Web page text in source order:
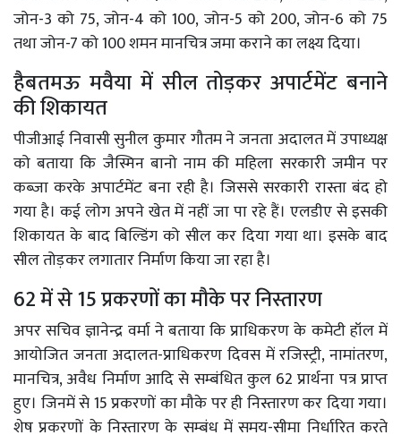
जोन-3 को 75, जोन-4 को 100, जोन-5 को 200, जोन-6 को 75
तथा जोन-7 को 100 शमन मानचित्र जमा कराने का लक्ष्य दिया।
हैबतमऊ मवैया में सील तोड़कर अपार्टमेंट बनाने
की शिकायत
पीजीआई निवासी सुनील कुमार गौतम ने जनता अदालत में उपाध्यक्ष
को बताया कि जैस्मिन बानो नाम की महिला सरकारी जमीन पर
कब्जा करके अपार्टमेंट बना रही है। जिससे सरकारी रास्ता बंद हो
गया है। कई लोग अपने खेत में नहीं जा पा रहे हैं। एलडीए से इसकी
शिकायत के बाद बिल्डिंग को सील कर दिया गया था। इसके बाद
सील तोड़कर लगातार निर्माण किया जा रहा है।
62 में से 15 प्रकरणों का मौके पर निस्तारण
अपर सचिव ज्ञानेन्द्र वर्मा ने बताया कि प्राधिकरण के कमेटी हॉल में
आयोजित जनता अदालत-प्राधिकरण दिवस में रजिस्ट्री, नामांतरण,
मानचित्र, अवैध निर्माण आदि से सम्बंधित कुल 62 प्रार्थना पत्र प्राप्त
हुए। जिनमें से 15 प्रकरणों का मौके पर ही निस्तारण कर दिया गया।
शेष प्रकरणों के निस्तारण के सम्बंध में समय-सीमा निर्धारित करते